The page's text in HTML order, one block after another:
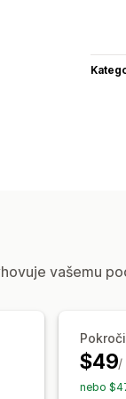
vašemu
$49/
nebo